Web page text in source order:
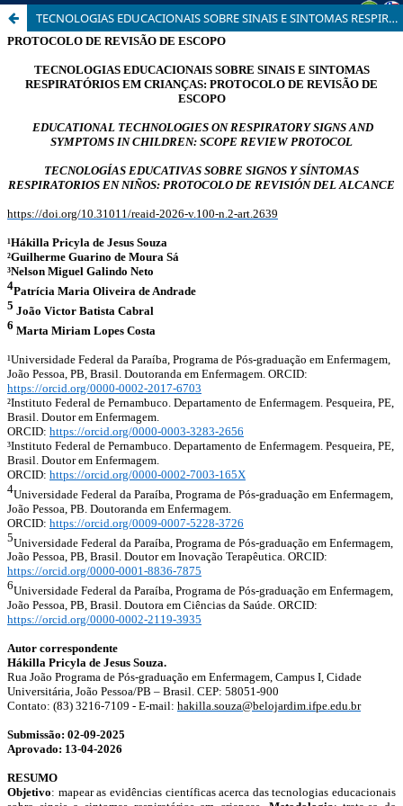
TECNOLOGIAS EDUCACIONAIS SOBRE SINAIS E SINTOMAS RESPIRATÓRIOS EM CRIANÇAS: PROTOCOLO DE REVISÃO DE ESCOPO